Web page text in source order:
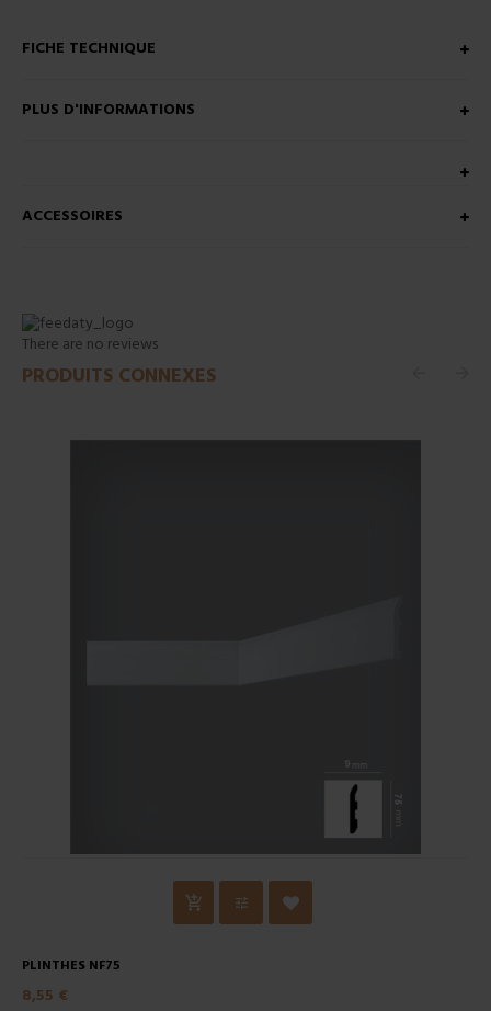
FICHE TECHNIQUE
PLUS D'INFORMATIONS
ACCESSOIRES
There are no reviews
PRODUITS CONNEXES
PLINTHES NF75
8,55 €